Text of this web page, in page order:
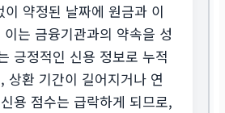
이 약정된 날짜에 원금과 이
는 금융기관과의 약속을 성
긍정적인 신용 정보로 누적
상환 기간이 길어지거나 연
용 점수는 급락하게 되므로,